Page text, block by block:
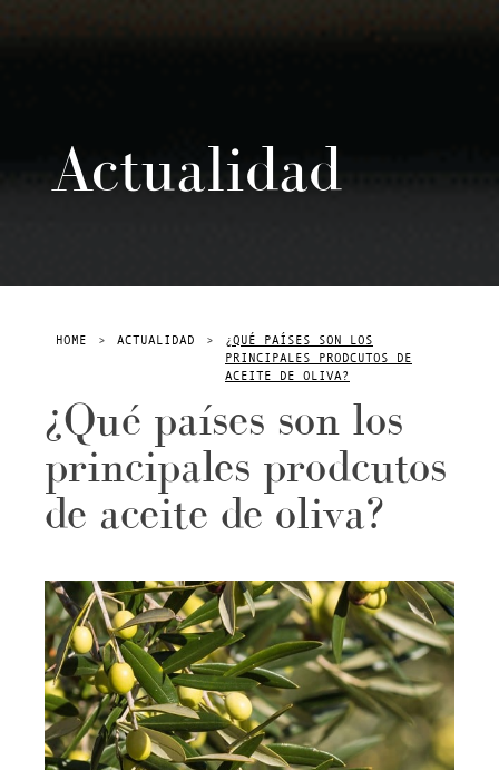
Actualidad
HOME > ACTUALIDAD >
¿QUÉ PAÍSES SON LOS
PRINCIPALES PRODCUTOS DE
ACEITE DE OLIVA?
¿Qué países son los
principales prodcutos
de aceite de oliva?